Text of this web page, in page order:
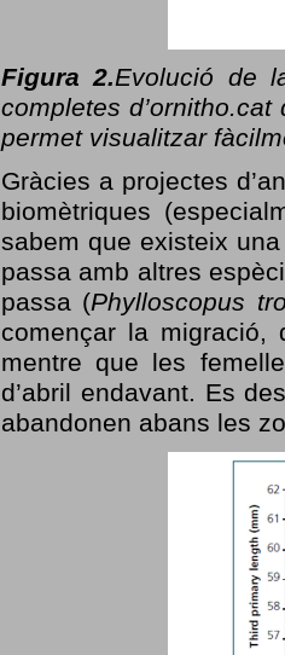
Figura 2.Evolució de
completes
permet visualitzar
Gràcies a projectes
biomètriques
sabem que existeix
passa amb altres
passa (Phylloscopus
començar la migració,
mentre que les
d’abril endavant. Es
abandonen abans les